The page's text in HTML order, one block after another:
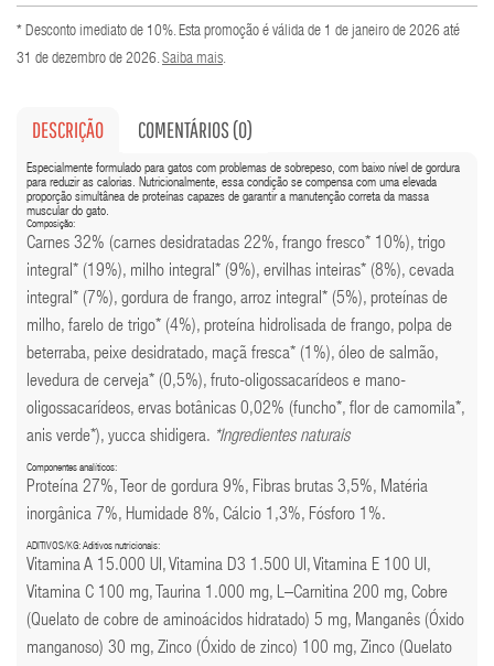
* Desconto imediato de 10%. Esta promoção é válida de 1 de janeiro de 2026 até
31 de dezembro de 2026.Saiba mais.
DESCRIÇÃO COMENTÁRIOS (0)
Especialmente formulado para gatos com problemas de sobrepeso, com baixo nível de gordura
para reduzir as calorias. Nutricionalmente, essa condição se compensa com uma elevada
proporção simultânea de proteínas capazes de garantir a manutenção correta da massa
muscular do gato.
Composição:
Carnes 32% (carnes desidratadas 22%, frango fresco* 10%), trigo
integral* (19%), milho integral* (9%), ervilhas inteiras* (8%), cevada
integral* (7%), gordura de frango, arroz integral* (5%), proteínas de
milho, farelo de trigo* (4%), proteína hidrolisada de frango, polpa de
beterraba, peixe desidratado, maçã fresca* (1%), óleo de salmão,
levedura de cerveja* (0,5%), fruto-oligossacarídeos e mano-
oligossacarídeos, ervas botânicas 0,02% (funcho*, flor de camomila*,
anis verde*), yucca shidigera. *Ingredientes naturais
Componentes analíticos:
Proteína 27%, Teor de gordura 9%, Fibras brutas 3,5%, Matéria
inorgânica 7%, Humidade 8%, Cálcio 1,3%, Fósforo 1%.
ADITIVOS/KG: Aditivos nutricionais:
Vitamina A 15.000 UI, Vitamina D3 1.500 UI, Vitamina E 100 UI,
Vitamina C 100 mg, Taurina 1.000 mg, L–Carnitina 200 mg, Cobre
(Quelato de cobre de aminoácidos hidratado) 5 mg, Manganês (Óxido
manganoso) 30 mg, Zinco (Óxido de zinco) 100 mg, Zinco (Quelato